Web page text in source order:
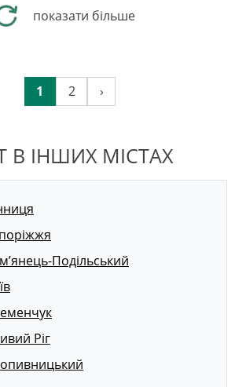
показати більше
1 2 ›
В ІНШИХ МІСТАХ
Подільський
Ріг